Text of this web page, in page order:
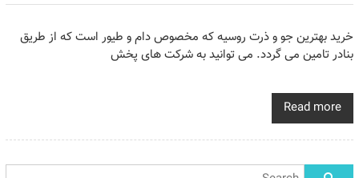
خرید بهترین جو و ذرت روسیه که مخصوص دام و طیور است که از طریق
بنادر تامین می گردد. می توانید به شرکت های پخش
Read more